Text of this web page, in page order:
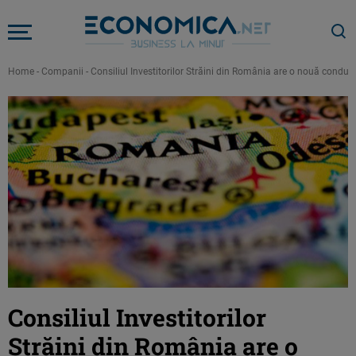
Home - Companii - Consiliul Investitorilor Străini din România are o nouă
Consiliul Investitorilor
Străini din România are o